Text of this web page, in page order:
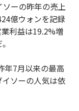
ーの昨年の売上
億ウォンを記録
利益は19.2%増
年7月以来の最高
ソーの人気は依